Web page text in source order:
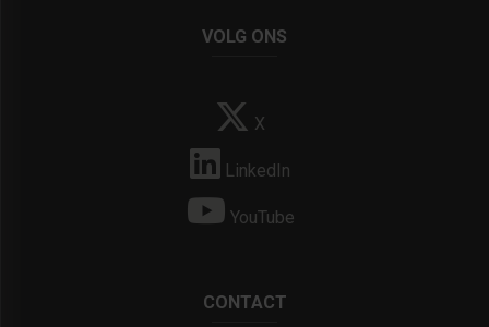
VOLG ONS
X
LinkedIn
YouTube
CONTACT